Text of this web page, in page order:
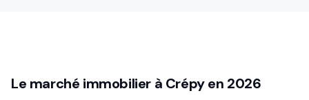
Le marché immobilier à Crépy en 2026